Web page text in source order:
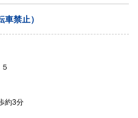
禁止）
約3分